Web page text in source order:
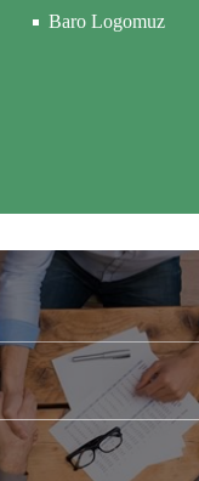
Baro Logomuz